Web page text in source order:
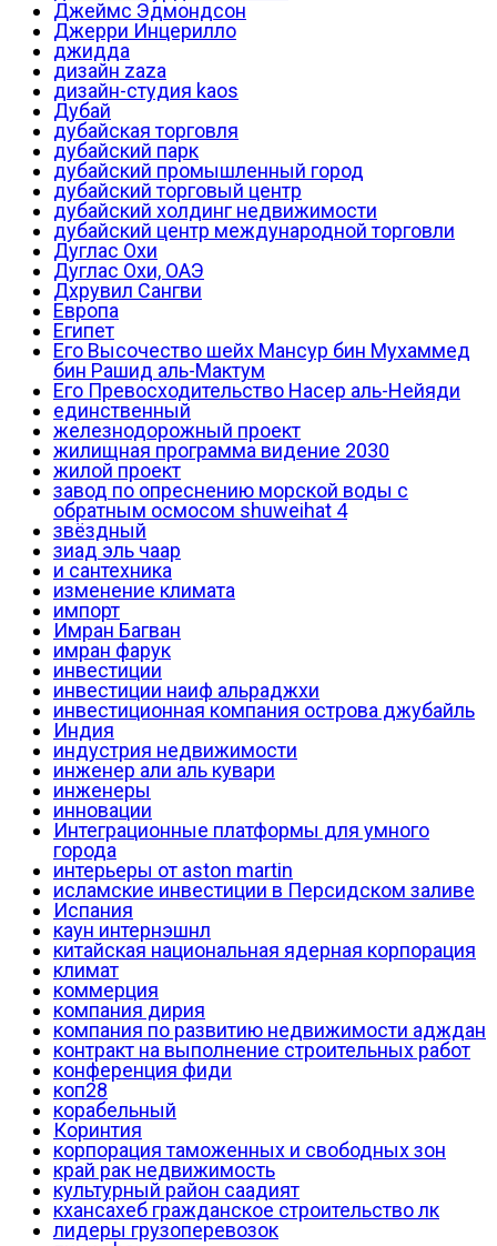
Джеймс Эдмондсон
Джерри Инцерилло
джидда
дизайн zaza
дизайн-студия kaos
Дубай
дубайская торговля
дубайский парк
дубайский промышленный город
дубайский торговый центр
дубайский холдинг недвижимости
дубайский центр международной торговли
Дуглас Охи
Дуглас Охи, ОАЭ
Дхрувил Сангви
Европа
Египет
Его Высочество шейх Мансур бин Мухаммед
бин Рашид аль-Мактум
Его Превосходительство Насер аль-Нейяди
единственный
железнодорожный проект
жилищная программа видение 2030
жилой проект
завод по опреснению морской воды с
обратным осмосом shuweihat 4
звёздный
зиад эль чаар
и сантехника
изменение климата
импорт
Имран Багван
имран фарук
инвестиции
инвестиции наиф альраджхи
инвестиционная компания острова джубайль
Индия
индустрия недвижимости
инженер али аль кувари
инженеры
инновации
Интеграционные платформы для умного
города
интерьеры от aston martin
исламские инвестиции в Персидском заливе
Испания
каун интернэшнл
китайская национальная ядерная корпорация
климат
коммерция
компания дирия
компания по развитию недвижимости адждан
контракт на выполнение строительных работ
конференция фиди
коп28
корабельный
Коринтия
корпорация таможенных и свободных зон
край рак недвижимость
культурный район саадият
кхансахеб гражданское строительство лк
лидеры грузоперевозок